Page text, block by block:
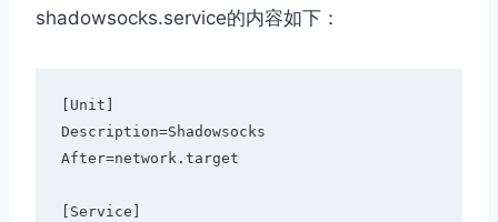
shadowsocks.service的内容如下：
Unit
Description=Shadowsocks
After=network. target
Service